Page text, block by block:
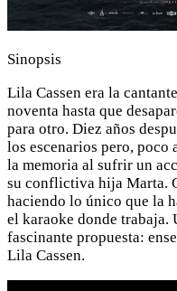
Sinopsis
Lila Cassen era la
noventa hasta que
para otro. Diez años
los escenarios pero, poco
la memoria al sufrir un
su conflictiva hija Marta.
haciendo lo único que la
el karaoke donde trabaja.
fascinante propuesta:
Lila Cassen.